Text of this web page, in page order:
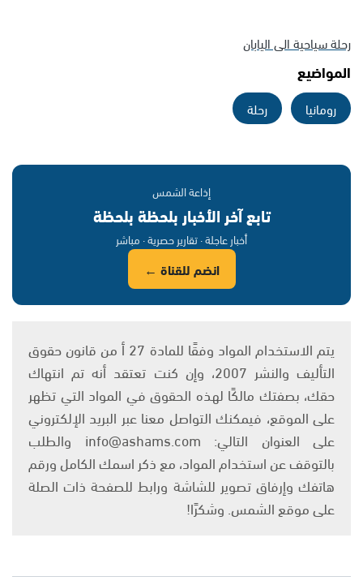
رحلة سياحية الى اليابان
المواضيع
رومانيا رحلة
إذاعة الشمس
تابع آخر الأخبار بلحظة بلحظة
أخبار عاجلة · تقارير حصرية · مباشر
انضم للقناة ←
يتم الاستخدام المواد وفقًا للمادة 27 أ من قانون حقوق
التأليف والنشر 2007، وإن كنت تعتقد أنه تم انتهاك
حقك، بصفتك مالكًا لهذه الحقوق في المواد التي تظهر
على الموقع، فيمكنك التواصل معنا عبر البريد الإلكتروني
على العنوان التالي: info@ashams.com والطلب
بالتوقف عن استخدام المواد، مع ذكر اسمك الكامل ورقم
هاتفك وإرفاق تصوير للشاشة ورابط للصفحة ذات الصلة
على موقع الشمس. وشكرًا!